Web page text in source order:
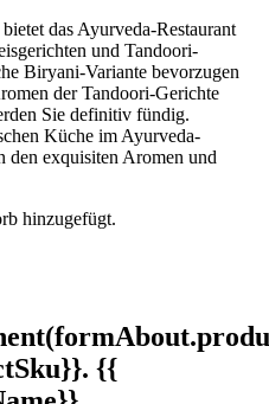
das Ayurveda-Restaurant
und Tandoori-
Biryani-Variante bevorzugen
der Tandoori-Gerichte
Sie definitiv fündig.
Küche im Ayurveda-
den exquisiten Aromen und
hinzugefügt.
{{